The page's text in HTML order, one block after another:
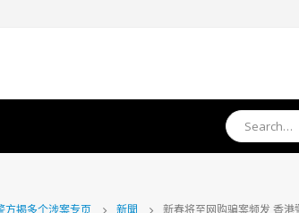
方揭多个涉案专页 新聞 新春将至网购骗案频发 香港